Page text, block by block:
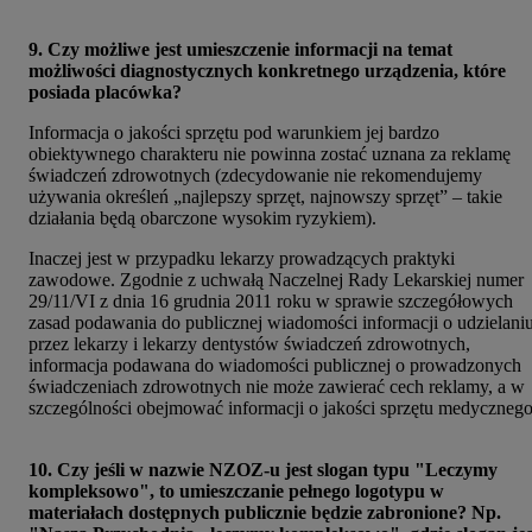
9. Czy możliwe jest umieszczenie informacji na temat
możliwości diagnostycznych konkretnego urządzenia, które
posiada placówka?
Informacja o jakości sprzętu pod warunkiem jej bardzo
obiektywnego charakteru nie powinna zostać uznana za reklamę
świadczeń zdrowotnych (zdecydowanie nie rekomendujemy
używania określeń „najlepszy sprzęt, najnowszy sprzęt” – takie
działania będą obarczone wysokim ryzykiem).
Inaczej jest w przypadku lekarzy prowadzących praktyki
zawodowe. Zgodnie z uchwałą Naczelnej Rady Lekarskiej numer
29/11/VI z dnia 16 grudnia 2011 roku w sprawie szczegółowych
zasad podawania do publicznej wiadomości informacji o
przez lekarzy i lekarzy dentystów świadczeń zdrowotnych,
informacja podawana do wiadomości publicznej o prowadzonych
świadczeniach zdrowotnych nie może zawierać cech reklamy, a w
szczególności obejmować informacji o jakości sprzętu
10. Czy jeśli w nazwie NZOZ-u jest slogan typu "Leczymy
kompleksowo", to umieszczanie pełnego logotypu w
materiałach dostępnych publicznie będzie zabronione? Np.